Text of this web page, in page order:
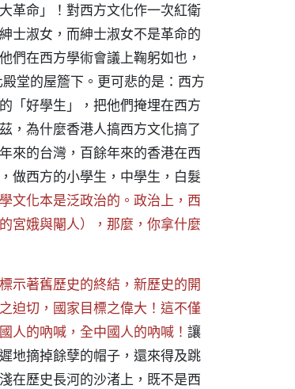
革命」！對西方文化作一次紅衛
士淑女，而紳士淑女不是革命的
們在西方學術會議上鞠躬如也，
堂的屋簷下。更可悲的是：西方
「好學生」，把他們掩埋在西方
，為什麼香港人搞西方文化搞了
來的台灣，百餘年來的香港在西
做西方的小學生，中學生，白髮
文化本是泛政治的。政治上，西
宮娥與閹人），那麼，你拿什麼
示著舊歷史的終結，新歷史的開
迫切，國家目標之偉大！這不僅
人的吶喊，全中國人的吶喊！ 讓
地摘掉餘孽的帽子，還來得及跳
在歷史長河的沙渚上，既不是西